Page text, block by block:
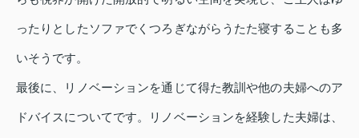
ったりとしたソファでくつろぎながらうたた寝することも多
いそうです。
最後に、リノベーションを通じて得た教訓や他の夫婦へのア
ドバイスについてです。リノベーションを経験した夫婦は、